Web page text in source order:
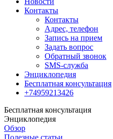
Контакты
Контакты
Адрес, телефон
Запись на прием
Задать вопрос
Обратный звонок
SMS-служба
Энциклопедия
Бесплатная консультация
+74959213426
Бесплатная консультация
Энциклопедия
Обзор
Полезные статьи